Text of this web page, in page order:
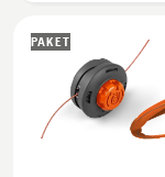
PAKET